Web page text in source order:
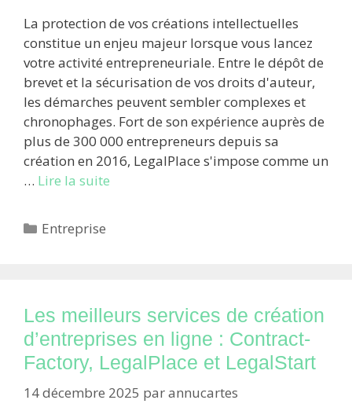
La protection de vos créations intellectuelles
constitue un enjeu majeur lorsque vous lancez
votre activité entrepreneuriale. Entre le dépôt de
brevet et la sécurisation de vos droits d'auteur,
les démarches peuvent sembler complexes et
chronophages. Fort de son expérience auprès de
plus de 300 000 entrepreneurs depuis sa
création en 2016, LegalPlace s'impose comme un
… Lire la suite
Catégories
Entreprise
Les meilleurs services de création
d’entreprises en ligne : Contract-
Factory, LegalPlace et LegalStart
14 décembre 2025 parannucartes